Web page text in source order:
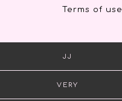
Terms of use
JJ
VERY